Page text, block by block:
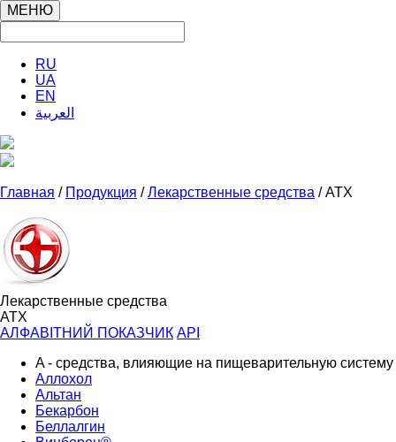
МЕНЮ
RU
UA
EN
العربية
Главная / Продукция /Лекарственные средства / ATX
Лекарственные средства
ATX
АЛФАВІТНИЙ ПОКАЗЧИК API
A - средства, влияющие на пищеварительную
Аллохол
Альтан
Бекарбон
Беллалгин